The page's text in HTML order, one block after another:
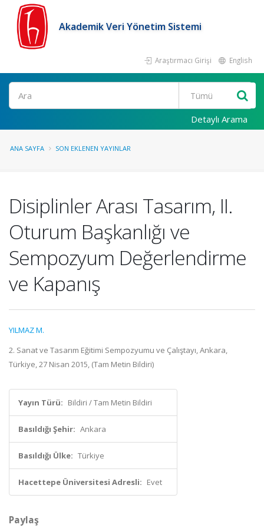
Akademik Veri Yönetim Sistemi
Araştırmacı Girişi English
Ara
Detaylı Arama
ANA SAYFA SON EKLENEN YAYINLAR
Disiplinler Arası Tasarım, II.
Oturum Başkanlığı ve
Sempozyum Değerlendirme
ve Kapanış
YILMAZ M.
2. Sanat ve Tasarım Eğitimi Sempozyumu ve Çalıştayı, Ankara,
Türkiye, 27 Nisan 2015, (Tam Metin Bildiri)
Yayın Türü: Bildiri / Tam Metin Bildiri
Basıldığı Şehir: Ankara
Basıldığı Ülke: Türkiye
Hacettepe Üniversitesi Adresli: Evet
Paylaş